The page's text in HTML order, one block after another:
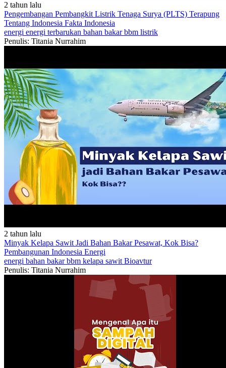
2 tahun lalu
Pengembangan Pembangkit Listrik Tenaga Surya (PLTS) Terapung
Tentang Indonesia Fakta Indonesia
energi energi terbarukan bahan bakarbbm listrik
Penulis: Titania Nurrahim
2 tahun lalu
Minyak Kelapa Sawit Jadi Bahan Bakar Pesawat, Kok Bisa?
Pembangunan Indonesia Energi
energi bahan bakarbbm kelapa sawit Bioavtur
Penulis: Titania Nurrahim